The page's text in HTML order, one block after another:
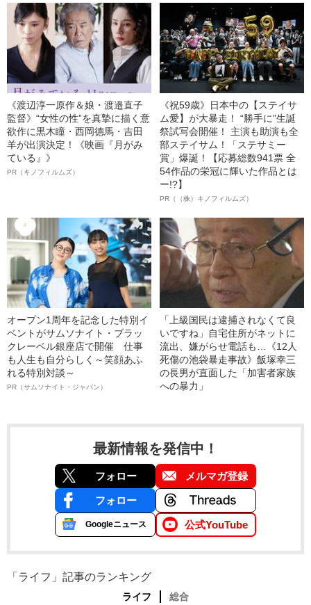
《渡辺淳一原作＆娘・渡邉直子
監督》“女性の性”を真摯に描く意
欲作に黒木瞳・西岡德馬・吉田
羊が出演決定！《映画『月がみ
ている』》
PR（キノフィルムズ）
《祝59歳》日本中の【ステイサ
ム愛】が大暴走！ “勝手に”生誕
祭試写会開催！ 主演も助演も全
部ステイサム！「ステサミー
賞」爆誕！【応募総数941票 全
54作品の栄冠に輝いた作品とは
ー!?】
PR（（株）キノフィルムズ）
オープン1周年を記念した特別イ
ベントがサムソナイト・ブラッ
クレーベル銀座店で開催 仕事
も人生も自分らしく～笑顔あふ
れる特別対談～
PR（サムソナイト・ジャパン）
「上級国民は逮捕されなくて良
いですね」自宅住所がネットに
流出、嫌がらせ電話も…《12人
死傷の池袋暴走事故》飯塚幸三
の長男が直面した「加害者家族
への暴力」
最新情報を発信中！
フォロー メルマガ登録
フォロー
Googleニュース 公式YouTube
「ライフ」記事のランキング
ライフ 総合